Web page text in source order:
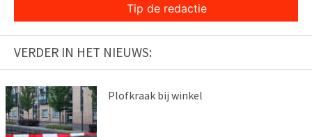
Tip de redactie
VERDER IN HET NIEUWS:
Plofkraak bij winkel